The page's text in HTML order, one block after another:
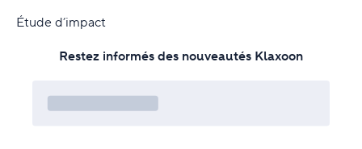
Étude d’impact
Restez informés des nouveautés Klaxoon